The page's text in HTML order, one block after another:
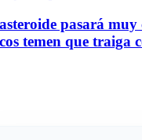
pasará
temen que traiga